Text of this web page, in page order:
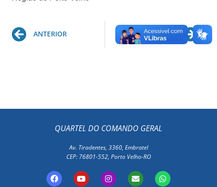
Prev
ANTERIOR PRÓXIMO
QUARTEL DO COMANDO GERAL
Av. Tiradentes, 3360, Embratel
CEP: 76801-552, Porto Velho-RO
F
a
Y
o
I
n
E
n
W
h